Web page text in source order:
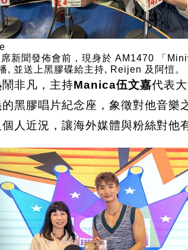
新聞發佈會前，現身於 AM1470 「
, 並送上黑膠碟給主持, Reijen 及阿愷。
非凡，主持Manica伍文嘉代表
黑膠唱片紀念座，象徵對他音
人近況，讓海外媒體與粉絲對他